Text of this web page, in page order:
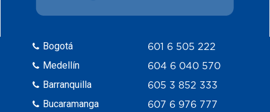
Bogotá
Medellín
Barranquilla
Bucaramanga
601 6 505 222
604 6 040 570
605 3 852 333
607 6 976 777